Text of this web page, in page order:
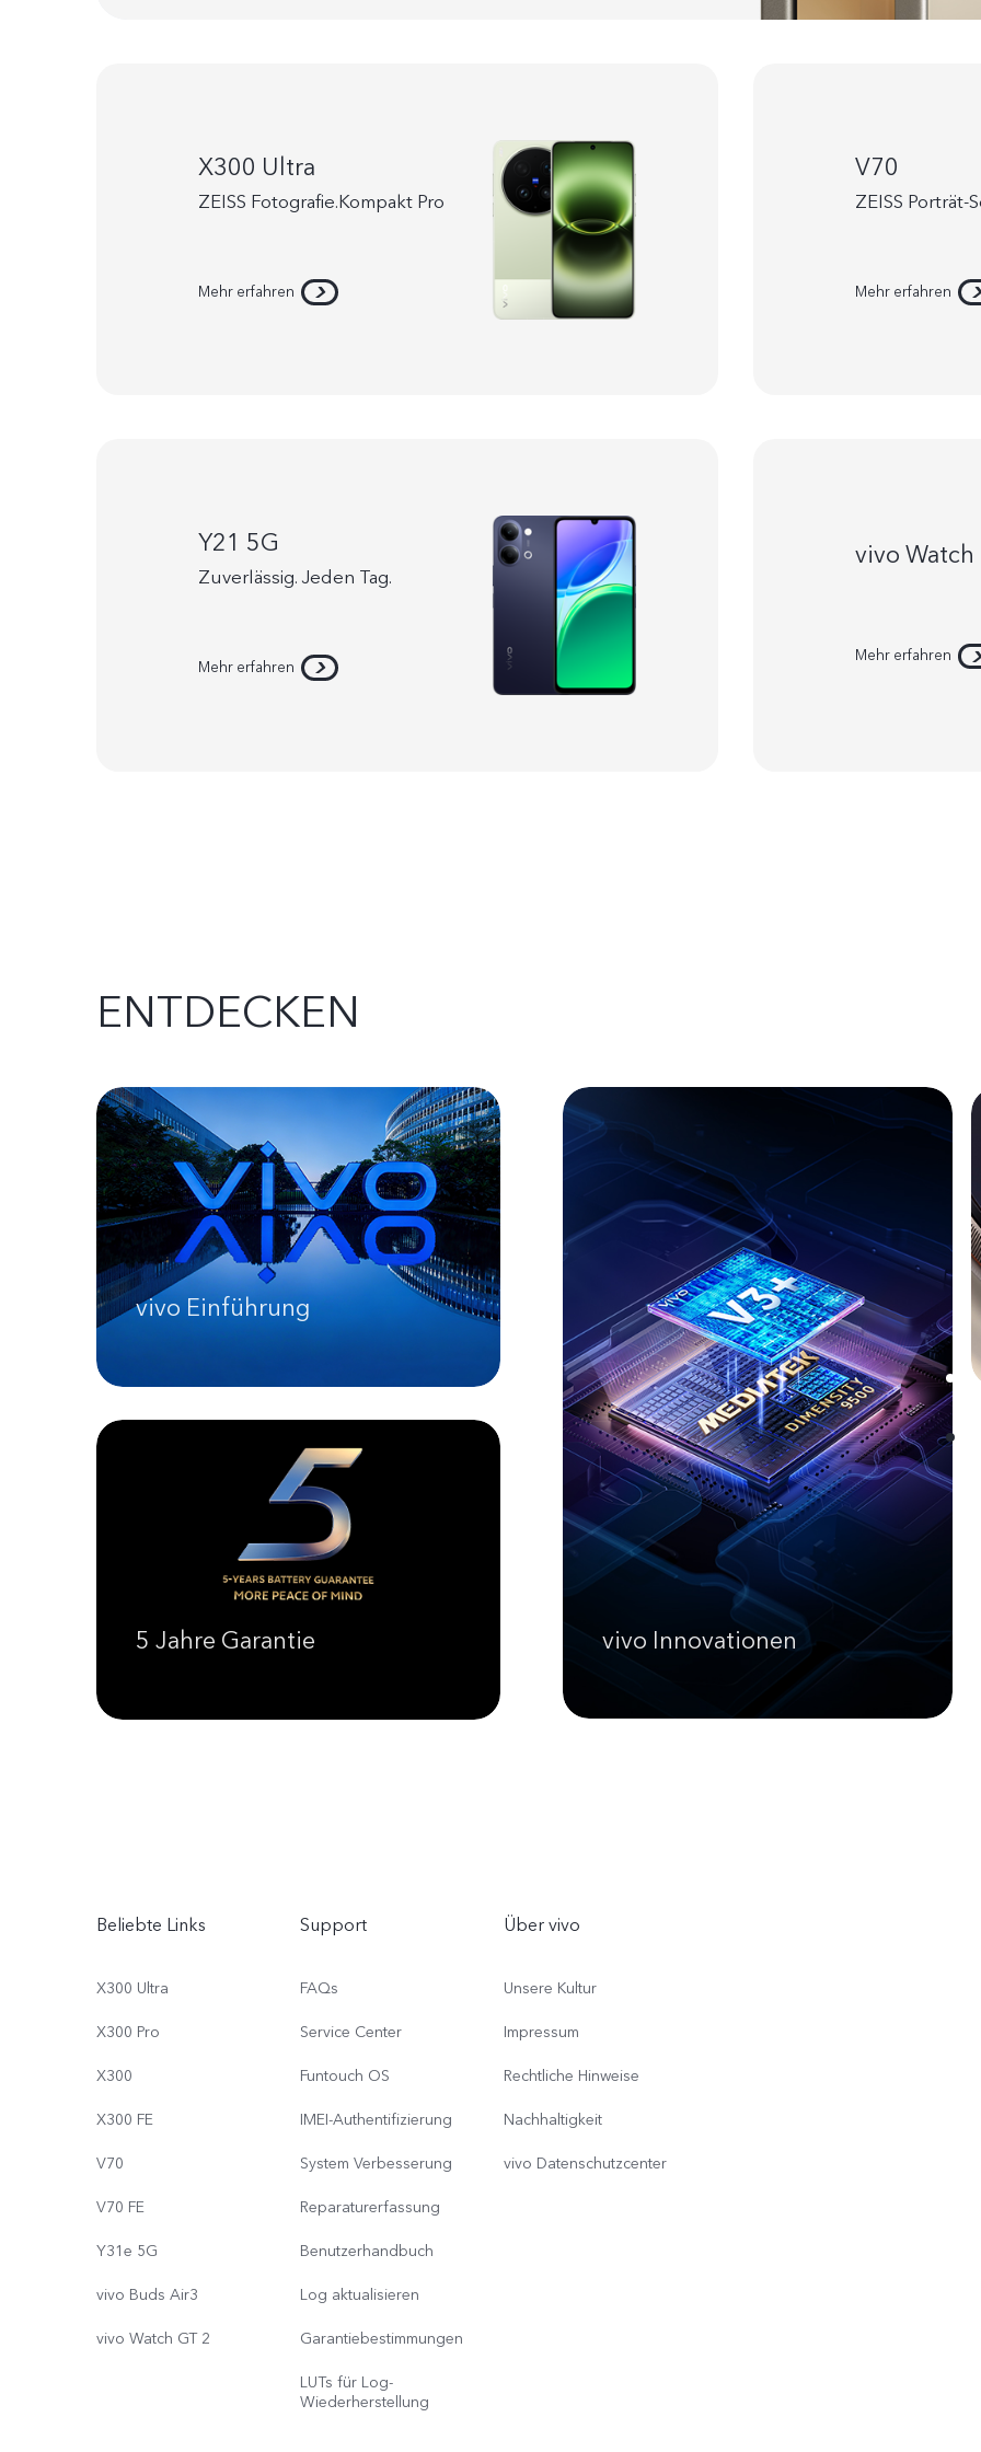
X300 Ultra
ZEISS Fotografie.Kompakt Pro
Mehr erfahren
V70
ZEISS Porträt-
Mehr erfahren
Y21 5G
Zuverlässig. Jeden Tag.
Mehr erfahren
vivo Watch
Mehr erfahren
ENTDECKEN
vivo Einführung
vivo Innovationen
5 Jahre Garantie
Beliebte Links
X300 Ultra
X300 Pro
X300
X300 FE
V70
V70 FE
Y31e 5G
vivo Buds Air3
vivo Watch GT 2
Support
FAQs
Service Center
Funtouch OS
IMEI-Authentifizierung
System Verbesserung
Reparaturerfassung
Benutzerhandbuch
Log aktualisieren
Garantiebestimmungen
LUTs für Log-
Wiederherstellung
Über vivo
Unsere Kultur
Impressum
Rechtliche Hinweise
Nachhaltigkeit
vivo Datenschutzcenter